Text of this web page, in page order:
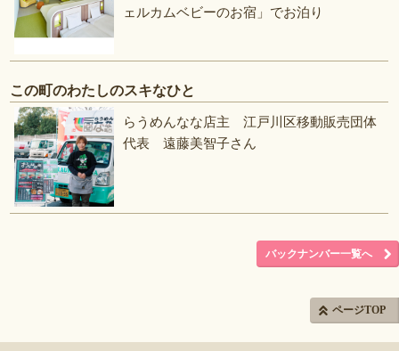
ェルカムベビーのお宿」でお泊り
この町のわたしのスキなひと
らうめんなな店主 江戸川区移動販売団体
代表 遠藤美智子さん
バックナンバー一覧へ
ページTOP